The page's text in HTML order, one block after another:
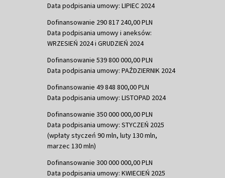
Data podpisania umowy: LIPIEC 2024
Dofinansowanie 290 817 240,00 PLN
Data podpisania umowy i aneksów:
WRZESIEŃ 2024 i GRUDZIEŃ 2024
Dofinansowanie 539 800 000,00 PLN
Data podpisania umowy: PAŹDZIERNIK 2024
Dofinansowanie 49 848 800,00 PLN
Data podpisania umowy: LISTOPAD 2024
Dofinansowanie 350 000 000,00 PLN
Data podpisania umowy: STYCZEŃ 2025
(wpłaty styczeń 90 mln, luty 130 mln,
marzec 130 mln)
Dofinansowanie 300 000 000,00 PLN
Data podpisania umowy: KWIECIEŃ 2025